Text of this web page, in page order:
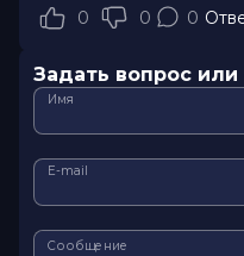
0
0 0
Задать вопрос или
Имя
E-mail
Сообщение